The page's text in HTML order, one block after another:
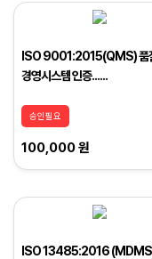
ISO 9001:2015(QMS) 품
경영시스템 인증......
승인필요
100,000 원
ISO 13485:2016